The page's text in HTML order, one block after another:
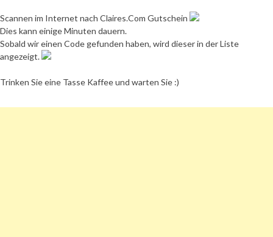
Scannen im Internet nach Claires.Com Gutschein
Dies kann einige Minuten dauern.
Sobald wir einen Code gefunden haben, wird dieser in der Liste
angezeigt.
Trinken Sie eine Tasse Kaffee und warten Sie :)